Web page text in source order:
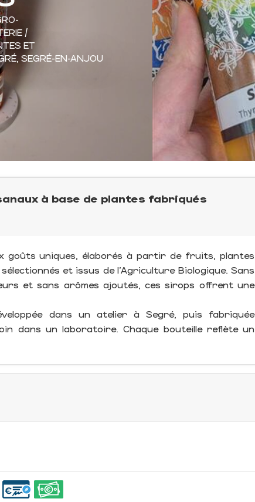
/
ET
SEGRÉ-EN-ANJOU
à base de plantes fabriqués
goûts uniques, élaborés à partir de fruits, plantes
et issus de l’Agriculture Biologique. Sans
et sans arômes ajoutés, ces sirops offrent une
dans un atelier à Segré, puis fabriquée
dans un laboratoire. Chaque bouteille reflète un